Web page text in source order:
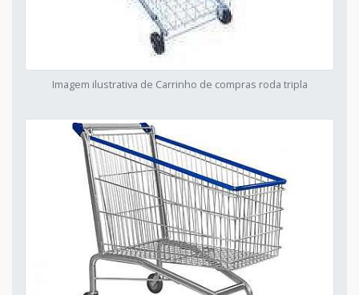
Imagem ilustrativa de Carrinho de compras roda tripla